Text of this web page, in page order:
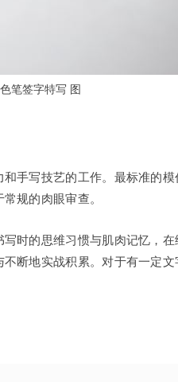
笔签字特写 图
手写技艺的工作。最标准的
规的肉眼审查。
时的思维习惯与肌肉记忆，
断地实战积累。对于有一定文